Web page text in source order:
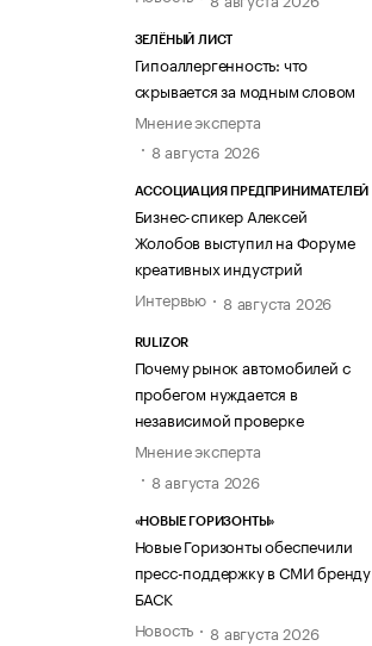
ЗЕЛЁНЫЙ ЛИСТ
Гипоаллергенность: что
скрывается за модным словом
Мнение эксперта
8 августа 2026
АССОЦИАЦИЯ ПРЕДПРИНИМАТЕЛЕЙ
Бизнес-спикер Алексей
Жолобов выступил на Форуме
креативных индустрий
Интервью
8 августа 2026
RULIZOR
Почему рынок автомобилей с
пробегом нуждается в
независимой проверке
Мнение эксперта
8 августа 2026
«НОВЫЕ ГОРИЗОНТЫ»
Новые Горизонты обеспечили
пресс-поддержку в СМИ бренду
БАСК
Новость
8 августа 2026